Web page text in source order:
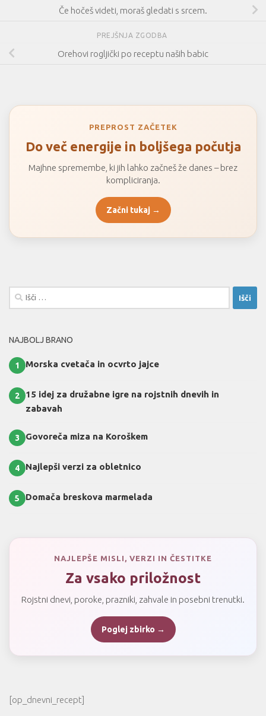
Če hočeš videti, moraš gledati s srcem.
PREJŠNJA ZGODBA
Orehovi rogljički po receptu naših babic
PREPROST ZAČETEK
Do več energije in boljšega počutja
Majhne spremembe, ki jih lahko začneš že danes – brez
kompliciranja.
Začni tukaj →
Išči:
NAJBOLJ BRANO
1 Morska cvetača in ocvrto jajce
2
15 idej za družabne igre na rojstnih dnevih in
zabavah
3 Govoreča miza na Koroškem
4 Najlepši verzi za obletnico
5 Domača breskova marmelada
NAJLEPŠE MISLI, VERZI IN ČESTITKE
Za vsako priložnost
Rojstni dnevi, poroke, prazniki, zahvale in posebni trenutki.
Poglej zbirko →
[op_dnevni_recept]